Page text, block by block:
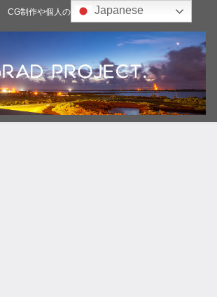
CG制作や個人の雑記ブログJapanese